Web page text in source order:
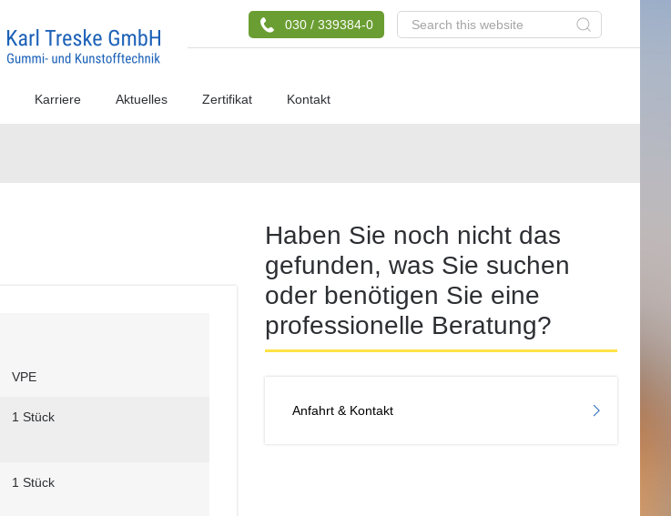
030 / 339384-0
Search
this
Karriere Aktuelles Zertifikat Kontakt
VPE
1 Stück
1 Stück
Primary
Sidebar
Haben Sie noch nicht das
gefunden, was Sie suchen
oder benötigen Sie eine
professionelle Beratung?
Anfahrt & Kontakt